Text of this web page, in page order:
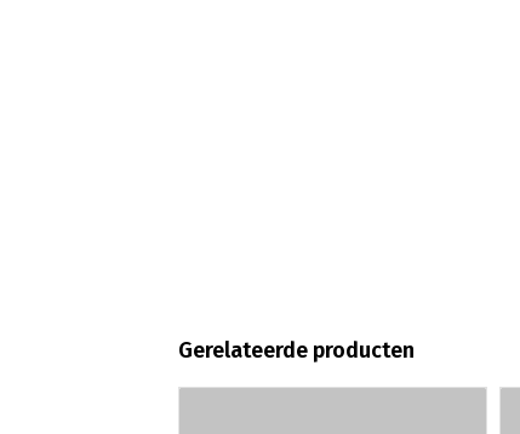
Gerelateerde producten